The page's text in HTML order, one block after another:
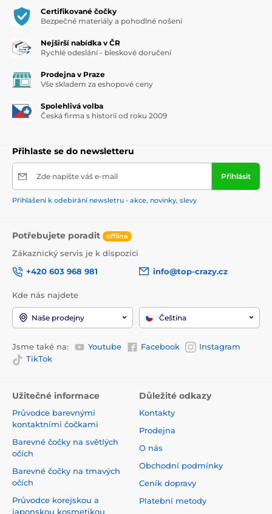
Certifikované čočky
Bezpečné materiály a pohodlné nošení
Nejširší nabídka v ČR
Rychlé odeslání - bleskové doručení
Prodejna v Praze
Vše skladem za eshopové ceny
Spolehlivá volba
Česká firma s historií od roku 2009
Přihlaste se do newsletteru
Zde napište váš e-mail Přihlásit
Přihlášení k odebírání newsletru - akce, novinky, slevy
Potřebujete poradit offline
Zákaznický servis je k dispozici
+420 603 968 981
info@top-crazy.cz
Kde nás najdete
Naše prodejny Čeština
Jsme také na: Youtube Facebook
Instagram
TikTok
Užitečné informace
Průvodce barevnými
kontaktními čočkami
Barevné čočky na světlých
očích
Barevné čočky na tmavých
očích
Průvodce korejskou a
japonskou kosmetikou
Důležité odkazy
Kontakty
Prodejna
O nás
Obchodní podmínky
Ceník dopravy
Platební metody